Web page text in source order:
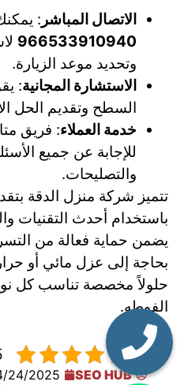
الاتصال المباشر :
966533910940
وتحديد موعد الزيارة.
الاستشارة المجانية:
السطح وتقديم الحل
خدمة العملاء: فريق
للإجابة عن جميع
والتصليحات.
تتميز شركة منزل الدقة
باستخدام أحدث التقنيات
يضمن حماية فعالة من
بحاجة إلى عزل مائي أو
حلولاً مخصصة تناسب كل
الفوطه.
SEO HUB
24/2025